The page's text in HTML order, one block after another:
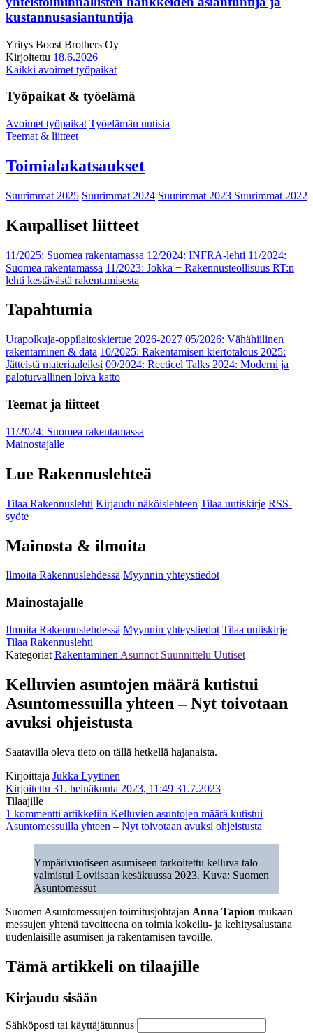
kustannusasiantuntija
Yritys Boost Brothers Oy
Kirjoitettu 18.6.2026
Kaikki avoimet työpaikat
Työpaikat & työelämä
Avoimet työpaikat Työelämän uutisia
Teemat & liitteet
Toimialakatsaukset
Suurimmat 2025 Suurimmat 2024 Suurimmat 2023 Suurimmat 2022
Kaupalliset liitteet
11/2025: Suomea rakentamassa 12/2024: INFRA-lehti 11/2024:
Suomea rakentamassa 11/2023: Jokka − Rakennusteollisuus RT:n
lehti kestävästä rakentamisesta
Tapahtumia
Urapolkuja-oppilaitoskiertue 2026-2027 05/2026: Vähähiilinen
rakentaminen & data 10/2025: Rakentamisen kiertotalous 2025:
Jätteistä materiaaleiksi 09/2024: Recticel Talks 2024: Moderni ja
paloturvallinen loiva katto
Teemat ja liitteet
11/2024: Suomea rakentamassa
Mainostajalle
Lue Rakennuslehteä
Tilaa Rakennuslehti Kirjaudu näköislehteen Tilaa uutiskirje RSS-
syöte
Mainosta & ilmoita
Ilmoita Rakennuslehdessä Myynnin yhteystiedot
Mainostajalle
Ilmoita Rakennuslehdessä Myynnin yhteystiedot Tilaa uutiskirje
Tilaa Rakennuslehti
Kategoriat Rakentaminen Asunnot Suunnittelu Uutiset
Kelluvien asuntojen määrä kutistui
Asuntomessuilla yhteen – Nyt toivotaan
avuksi ohjeistusta
Saatavilla oleva tieto on tällä hetkellä hajanaista.
Kirjoittaja Jukka Lyytinen
Kirjoitettu 31. heinäkuuta 2023, 11:49 31.7.2023
Tilaajille
1 kommentti artikkeliin Kelluvien asuntojen määrä kutistui
Asuntomessuilla yhteen – Nyt toivotaan avuksi ohjeistusta
Ympärivuotiseen asumiseen tarkoitettu kelluva talo
valmistui Loviisaan kesäkuussa 2023. Kuva: Suomen
Asuntomessut
Suomen Asuntomessujen toimitusjohtajan Anna Tapion mukaan
messujen yhtenä tavoitteena on toimia kokeilu- ja kehitysalustana
uudenlaisille asumisen ja rakentamisen tavoille.
Tämä artikkeli on tilaajille
Kirjaudu sisään
Sähköposti tai käyttäjätunnus